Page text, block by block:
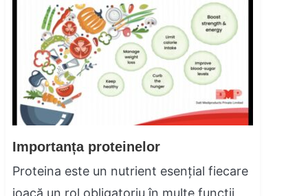
Importanța proteinelor
Proteina este un nutrient esențial fiecare
joacă un rol obligatoriu în multe funcții